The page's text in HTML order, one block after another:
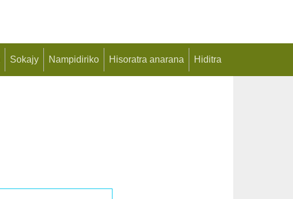
Sokajy Nampidiriko Hisoratra anarana Hiditra